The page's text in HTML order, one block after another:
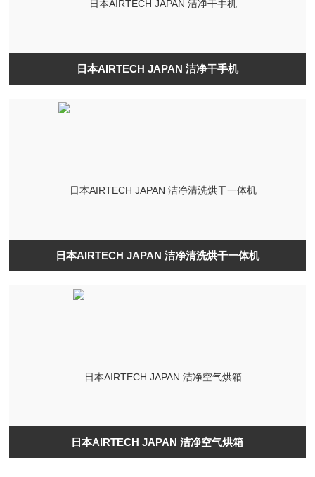
日本AIRTECH JAPAN 洁净干手机
日本AIRTECH JAPAN 洁净清洗烘干一体机
日本AIRTECH JAPAN 洁净空气烘箱